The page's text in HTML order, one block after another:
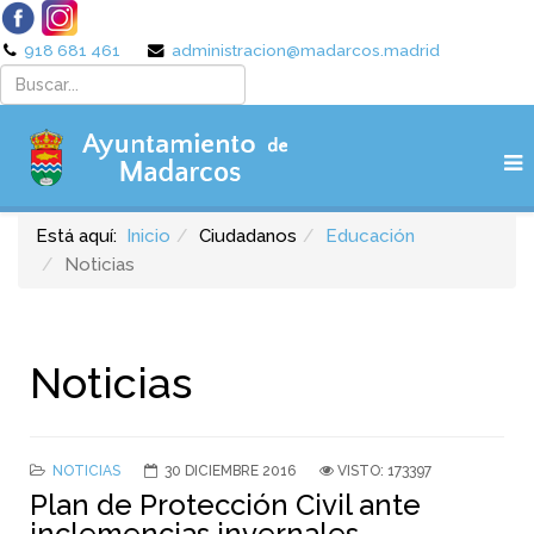
918 681 461 administracion@madarcos.madrid
Está aquí: Inicio Ciudadanos
Educación
Noticias
Noticias
NOTICIAS 30 DICIEMBRE 2016 VISTO: 173397
Plan de Protección Civil ante